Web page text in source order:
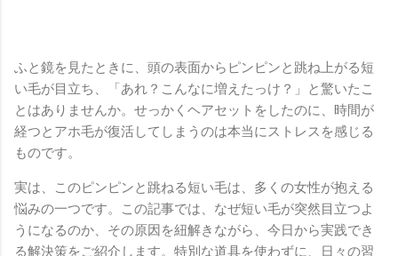
ふと鏡を見たときに、頭の表面からピンピンと跳ね上がる短
い毛が目立ち、「あれ？こんなに増えたっけ？」と驚いたこ
とはありませんか。せっかくヘアセットをしたのに、時間が
経つとアホ毛が復活してしまうのは本当にストレスを感じる
ものです。
実は、このピンピンと跳ねる短い毛は、多くの女性が抱える
悩みの一つです。この記事では、なぜ短い毛が突然目立つよ
うになるのか、その原因を紐解きながら、今日から実践でき
る解決策をご紹介します。特別な道具を使わずに、日々の習